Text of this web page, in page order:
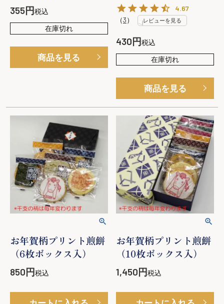
355
税込
在庫切れ
商品を見る
4.67
（3） レビューを見る
430
税込
在庫切れ
商品を見る
お年賀柄プリント煎餅
（6枚ボックス入）
850 税込
お年賀柄プリント煎餅
（10枚ボックス入）
1,450 税込